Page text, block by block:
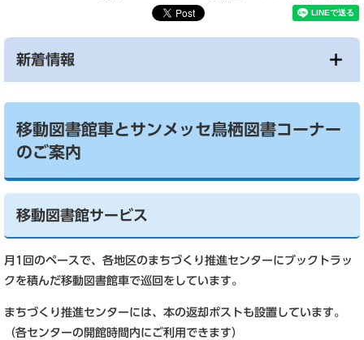
新着情報
移動図書館車とサンメッセ鳥栖図書コーナー
のご案内
移動図書館サービス
月1回のペースで、各地区のまちづくり推進センターにブックトラッ
クを積んだ移動図書館車で巡回をしています。
まちづくり推進センターには、本の返却ポストも設置しています。
（各センターの開館時間内にご利用できます）